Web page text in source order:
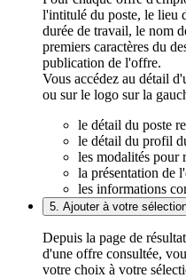
l'intitulé du poste, le lieu
durée de travail, le nom
premiers caractères du
publication de l'offre.
Vous accédez au détail
ou sur le logo sur la
le détail du poste
le détail du profil
les modalités pour
la présentation de
les informations
5. Ajouter à votre
Depuis la page de
d'une offre consultée,
votre choix à votre